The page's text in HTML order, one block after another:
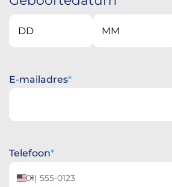
E-mailadres
Telefoon
Verenigde